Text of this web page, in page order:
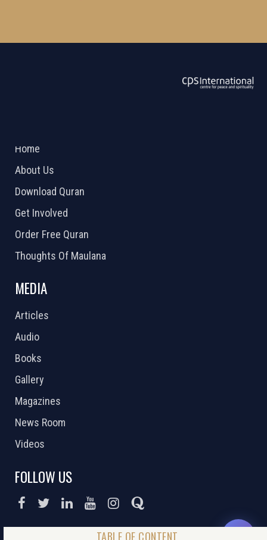
Home
About Us
Download Quran
Get Involved
Order Free Quran
Thoughts Of Maulana
MEDIA
Articles
Audio
Books
Gallery
Magazines
News Room
Videos
FOLLOW US